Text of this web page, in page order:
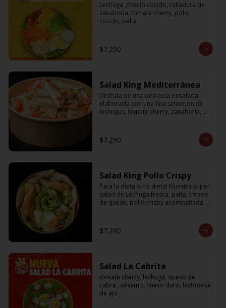
Lechuga ,choclo cocido, ralladura de
zanahoria, tomate cherry, pollo
cocido, palta
$7.290
Salad King Mediterránea
Disfruta de una deliciosa ensalada
elaborada con una fina selección de
lechugas, tomate cherry, zanahoria,
$7.290
Salad King Pollo Crispy
Para la dieta o no dieta! Nuestra super
salad de Lechuga fresca, palta, trozos
de queso, pollo crispy acompañada
$7.290
Salad La Cabrita
tomate cherry, lechuga, queso de
cabra , sésamo, huevo duro, lactonesa
de ajo